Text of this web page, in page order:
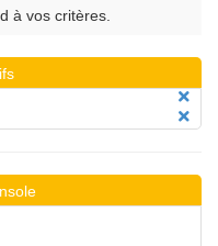
à vos critères.